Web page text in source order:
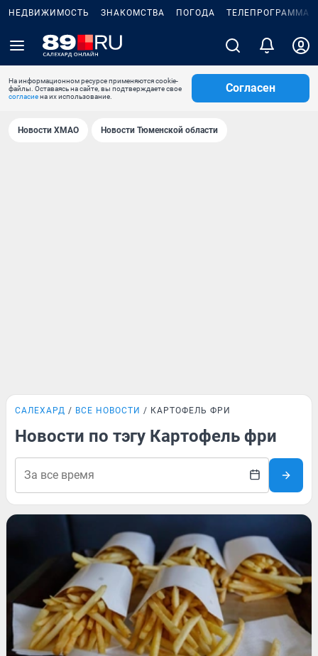
НЕДВИЖИМОСТЬ ЗНАКОМСТВА ПОГОДА ТЕЛЕПРОГРАММА
На информационном ресурсе применяются cookie-
файлы. Оставаясь на сайте, вы подтверждаете свое
согласиена их использование.
Согласен
Новости ХМАО Новости Тюменской области
САЛЕХАРД ВСЕ НОВОСТИ КАРТОФЕЛЬ ФРИ
Новости по тэгу Картофель фри